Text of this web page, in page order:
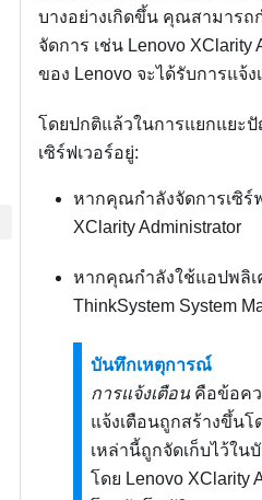
บางอย่างเกิดขึ้น คุณสามารถ
จัดการ เช่น Lenovo XClarity
ของ Lenovo จะได้รับการแจ้
โดยปกติแล้วในการแยกแยะ
เซิร์ฟเวอร์อยู่:
หากคุณกำลังจัดการเซิร์
XClarity Administrator
หากคุณกำลังใช้แอปพลิเ
ThinkSystem System
บันทึกเหตุการณ์
การแจ้งเตือน คือข้อค
แจ้งเตือนถูกสร้างขึ้นโ
เหล่านี้ถูกจัดเก็บไว้ใ
โดย Lenovo XClarity